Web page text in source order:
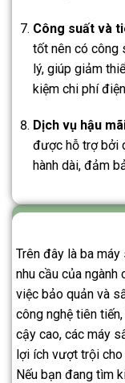
Công suất và
tốt nên có công
lý, giúp giảm
kiệm chi phí
Dịch vụ hậu
được hỗ trợ bởi
hành dài, đảm
Trên đây là ba
nhu cầu của
việc bảo quản và
công nghệ tiên
cậy cao, các máy
lợi ích vượt trội cho
Nếu bạn đang tìm